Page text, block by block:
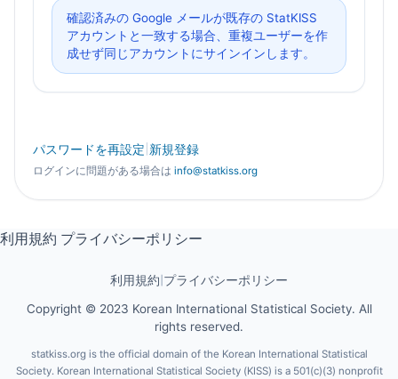
確認済みの Google メールが既存の StatKISS
アカウントと一致する場合、重複ユーザーを作
成せず同じアカウントにサインインします。
パスワードを再設定 新規登録
ログインに問題がある場合は info@statkiss.org
利用規約 プライバシーポリシー
利用規約 プライバシーポリシー
Copyright © 2023 Korean International Statistical Society. All
rights reserved.
statkiss.org is the official domain of the Korean International Statistical
Society. Korean International Statistical Society (KISS) is a 501(c)(3) nonprofit